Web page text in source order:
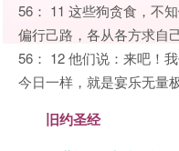
56： 11 这些狗贪食，不
偏行己路，各从各方求自
56： 12 他们说：来吧！
今日一样，就是宴乐无量
旧约圣经